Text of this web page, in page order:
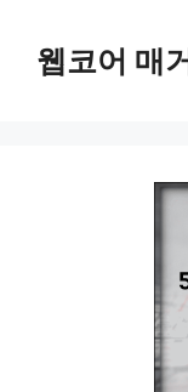
웹코어 매